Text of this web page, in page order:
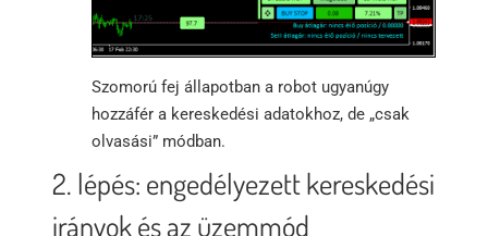
Szomorú fej állapotban a robot ugyanúgy
hozzáfér a kereskedési adatokhoz, de „csak
olvasási” módban.
2. lépés: engedélyezett kereskedési
irányok és az üzemmód